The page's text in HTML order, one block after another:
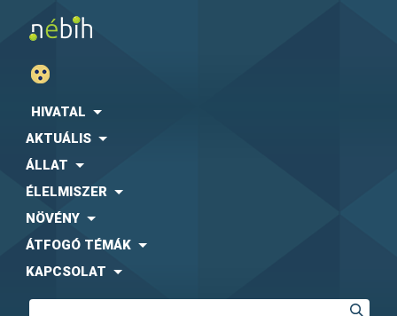
HIVATAL
AKTUÁLIS
ÁLLAT
ÉLELMISZER
NÖVÉNY
ÁTFOGÓ TÉMÁK
KAPCSOLAT